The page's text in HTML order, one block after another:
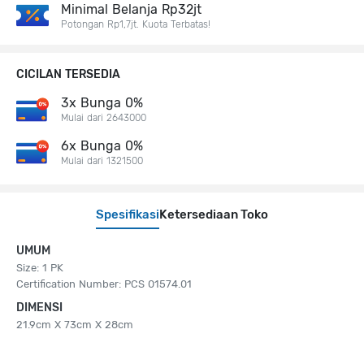
SpesifikasiKetersediaan Toko
UMUM
Size: 1 PK
Certification Number: PCS 01574.01
DIMENSI
21.9cm X 73cm X 28cm
Minimal Belanja Rp32jt
Potongan Rp1,7jt. Kuota Terbatas!
CICILAN TERSEDIA
3x Bunga 0%
Mulai dari 2643000
6x Bunga 0%
Mulai dari 1321500